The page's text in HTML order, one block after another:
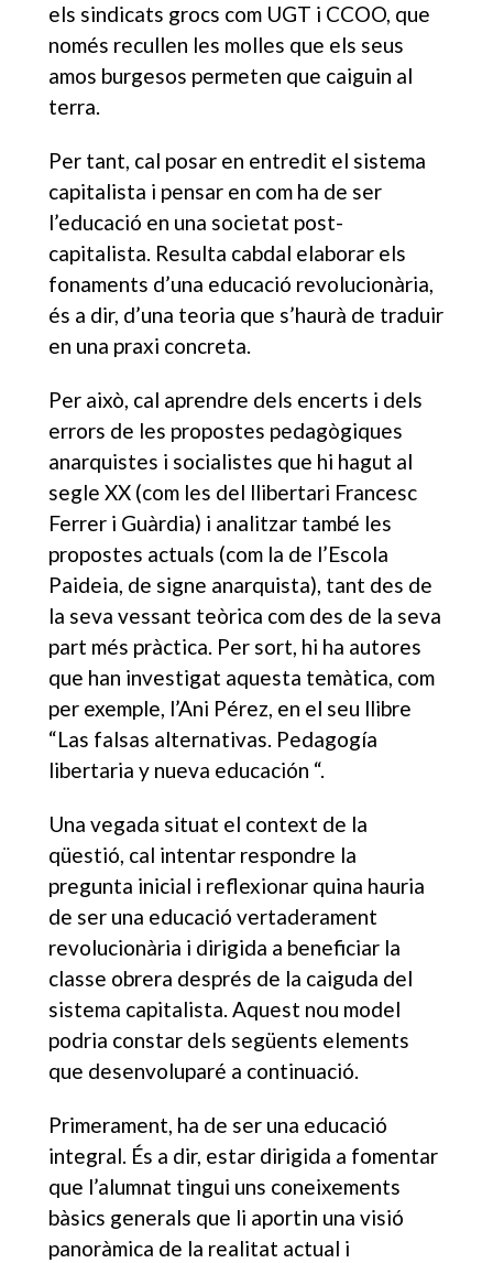
els sindicats grocs com UGT i CCOO, que
només recullen les molles que els seus
amos burgesos permeten que caiguin al
terra.
Per tant, cal posar en entredit el sistema
capitalista i pensar en com ha de ser
l’educació en una societat post-
capitalista. Resulta cabdal elaborar els
fonaments d’una educació revolucionària,
és a dir, d’una teoria que s’haurà de traduir
en una praxi concreta.
Per això, cal aprendre dels encerts i dels
errors de les propostes pedagògiques
anarquistes i socialistes que hi hagut al
segle XX (com les del llibertari Francesc
Ferrer i Guàrdia) i analitzar també les
propostes actuals (com la de l’Escola
Paideia, de signe anarquista), tant des de
la seva vessant teòrica com des de la seva
part més pràctica. Per sort, hi ha autores
que han investigat aquesta temàtica, com
per exemple, l’Ani Pérez, en el seu llibre
“Las falsas alternativas. Pedagogía
libertaria y nueva educación “.
Una vegada situat el context de la
qüestió, cal intentar respondre la
pregunta inicial i reflexionar quina hauria
de ser una educació vertaderament
revolucionària i dirigida a beneficiar la
classe obrera després de la caiguda del
sistema capitalista. Aquest nou model
podria constar dels següents elements
que desenvoluparé a continuació.
Primerament, ha de ser una educació
integral. És a dir, estar dirigida a fomentar
que l’alumnat tingui uns coneixements
bàsics generals que li aportin una visió
panoràmica de la realitat actual i